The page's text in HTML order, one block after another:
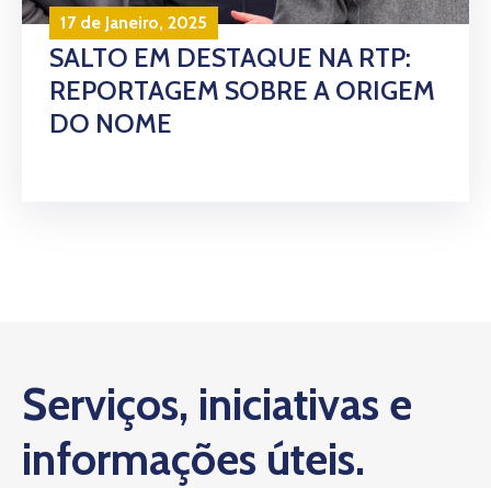
17 de Janeiro, 2025
SALTO EM DESTAQUE NA RTP:
REPORTAGEM SOBRE A ORIGEM
DO NOME
Serviços, iniciativas e
informações úteis.